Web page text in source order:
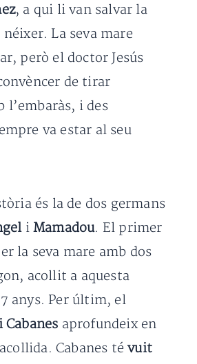
, a qui li van salvar la
néixer. La seva mare
però el doctor Jesús
de tirar
l’embaràs, i des
va estar al seu
és la de dos germans
iMamadou. El primer
la seva mare amb dos
acollit a aquesta
anys. Per últim, el
Cabanes aprofundeix en
Cabanes tévuit